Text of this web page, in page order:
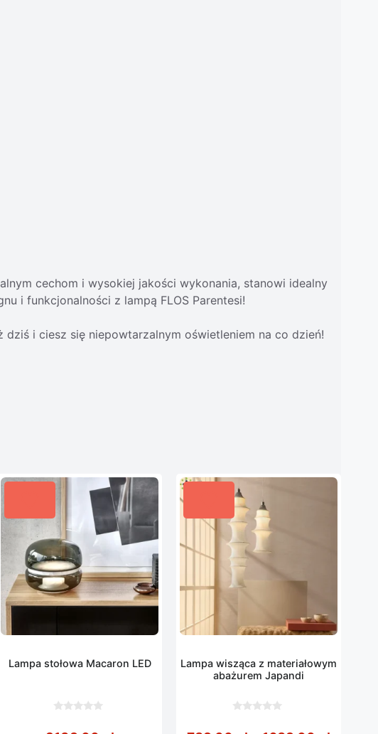
cechom i wysokiej jakości wykonania, stanowi idealny
i funkcjonalności z lampą FLOS Parentesi!
i ciesz się niepowtarzalnym oświetleniem na co dzień!
Lampa stołowa Macaron LED
Lampa wisząca z materiałowym
abażurem Japandi